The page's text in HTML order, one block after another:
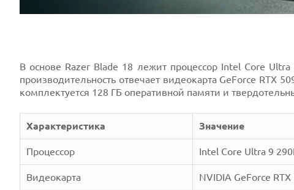
В основе Razer Blade 18 лежит процессор Intel Core
производительность отвечает видеокарта GeForce RTX
комплектуется 128 ГБ оперативной памяти и
Характеристика Значение
Процессор Intel Core Ultra 9
Видеокарта NVIDIA GeForce